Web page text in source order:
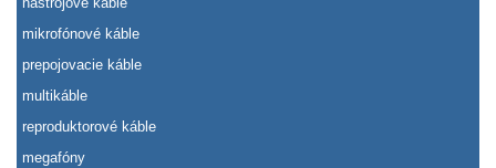
mikrofónové káble
prepojovacie káble
multikáble
reproduktorové káble
megafóny